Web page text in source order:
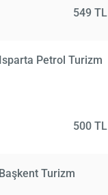
549 TL
Isparta Petrol Turizm
500 TL
Başkent Turizm